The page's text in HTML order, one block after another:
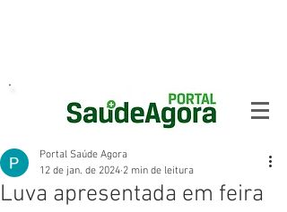
Luva apresentada em feira
Portal Saúde Agora
12 de jan. de 2024 2 min de leitura